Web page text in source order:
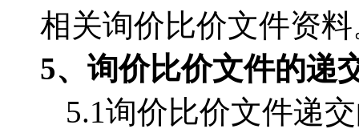
相关询价比价文件资
5、 询价比价文件的递
5.1询价比价文件递